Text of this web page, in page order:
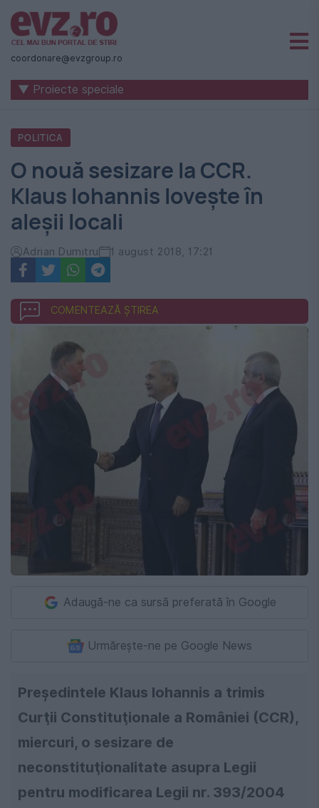
Știri
naționale
internaționale
România
-
Evenimentul
Zilei
coordonare@evzgroup.ro
▼ Proiecte speciale
POLITICA
O nouă sesizare la CCR.
Klaus Iohannis lovește în
aleșii locali
Adrian Dumitru 1 august 2018, 17:21
COMENTEAZĂ ȘTIREA
Adaugă-ne ca sursă preferată în Google
Urmărește-ne pe Google News
Preşedintele Klaus Iohannis a trimis
Curţii Constituţionale a României (CCR),
miercuri, o sesizare de
neconstituţionalitate asupra Legii
pentru modificarea Legii nr. 393/2004